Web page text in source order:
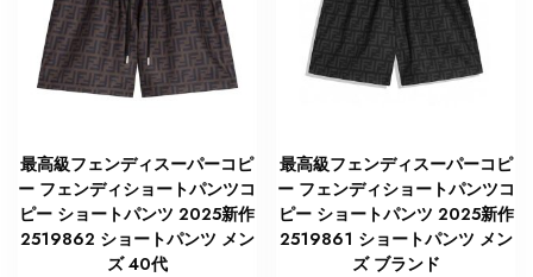
最高級フェンディスーパーコピ
ー フェンディショートパンツコ
ピー ショートパンツ 2025新作
2519862 ショートパンツ メン
ズ 40代
最高級フェンディスーパーコピ
ー フェンディショートパンツコ
ピー ショートパンツ 2025新作
2519861 ショートパンツ メン
ズ ブランド